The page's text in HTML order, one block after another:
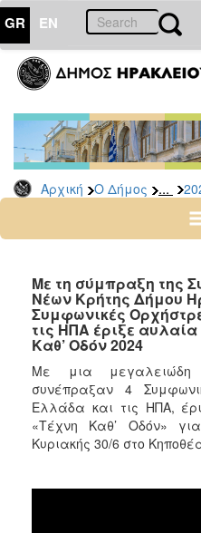
GR EN
Αρχική Ο Δήμος ...
ΔΗΜΟΣ
Δελτία
Τύπου
Αρχείο
2026
2024
2022
2021
2020
2019
2018
2017
2015
Με τη σύμπραξη της
Νέων Κρήτης Δήμου
Συμφωνικές
τις ΗΠΑ έριξε
Καθ’ Οδόν 2024
Με μια μεγαλειώδη
συνέπραξαν 4
Ελλάδα και τις ΗΠΑ,
«Τέχνη Καθ’ Οδόν»
Κυριακής 30/6 στο